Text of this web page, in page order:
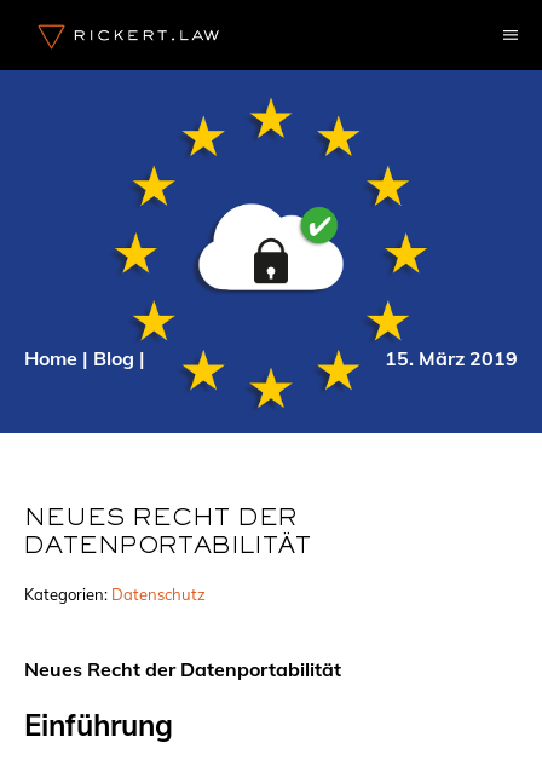
Inhalt
springen
Home | Blog | 15. März 2019
NEUES RECHT DER
DATENPORTABILITÄT
Kategorien: Datenschutz
Neues Recht der Datenportabilität
Einführung